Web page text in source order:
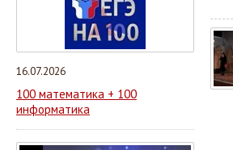
16.07.2026
100 математика + 100
информатика